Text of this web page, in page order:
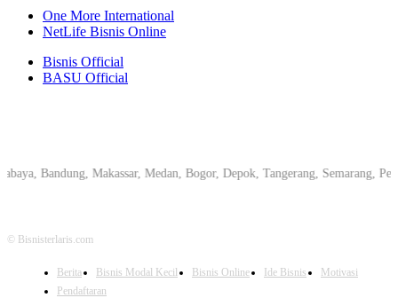
One More International
NetLife Bisnis Online
Bisnis Official
BASU Official
Makassar, Medan, Bogor, Depok, Tangerang, Semarang,
© Bisnisterlaris.com
Berita Bisnis Modal Kecil Bisnis Online Ide Bisnis
Motivasi
Pendaftaran